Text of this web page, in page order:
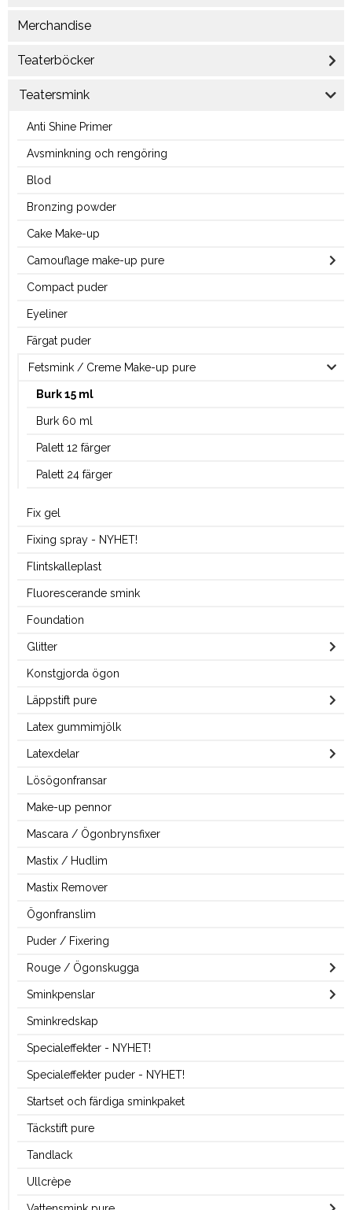
Merchandise
Teaterböcker
Teatersmink
Anti Shine Primer
Avsminkning och rengöring
Blod
Bronzing powder
Cake Make-up
Camouflage make-up pure
Compact puder
Eyeliner
Färgat puder
Fetsmink / Creme Make-up pure
Burk 15 ml
Burk 60 ml
Palett 12 färger
Palett 24 färger
Fix gel
Fixing spray - NYHET!
Flintskalleplast
Fluorescerande smink
Foundation
Glitter
Konstgjorda ögon
Läppstift pure
Latex gummimjölk
Latexdelar
Lösögonfransar
Make-up pennor
Mascara / Ögonbrynsfixer
Mastix / Hudlim
Mastix Remover
Ögonfranslim
Puder / Fixering
Rouge / Ögonskugga
Sminkpenslar
Sminkredskap
Specialeffekter - NYHET!
Specialeffekter puder - NYHET!
Startset och färdiga sminkpaket
Täckstift pure
Tandlack
Ullcrèpe